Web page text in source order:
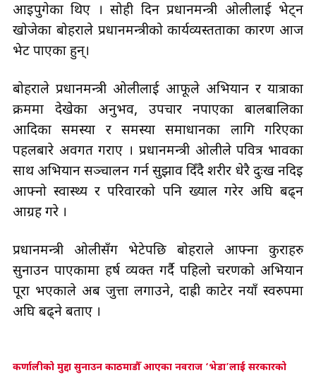
आइपुगेका थिए । सोही दिन प्रधानमन्त्री ओलीलाई भेट्न
खोजेका बोहराले प्रधानमन्त्रीको कार्यव्यस्तताका कारण आज
भेट पाएका हुन्।
बोहराले प्रधानमन्त्री ओलीलाई आफूले अभियान र यात्राका
क्रममा देखेका अनुभव, उपचार नपाएका बालबालिका
आदिका समस्या र समस्या समाधानका लागि गरिएका
पहलबारे अवगत गराए । प्रधानमन्त्री ओलीले पवित्र भावका
साथ अभियान सञ्चालन गर्न सुझाव दिँदै शरीर धेरै दुःख नदिइ
आफ्नो स्वास्थ्य र परिवारको पनि ख्याल गरेर अघि बढ्न
आग्रह गरे ।
प्रधानमन्त्री ओलीसँग भेटेपछि बोहराले आफ्ना कुराहरु
सुनाउन पाएकामा हर्ष व्यक्त गर्दै पहिलो चरणको अभियान
पूरा भएकाले अब जुत्ता लगाउने, दाह्री काटेर नयाँ स्वरुपमा
अघि बढ्ने बताए ।
कर्णालीको मुद्दा सुनाउन काठमाडौँ आएका नवराज ‘भेडा’लाई सरकारको